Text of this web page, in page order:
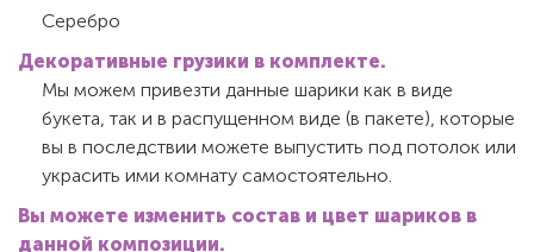
Серебро
Декоративные грузики в комплекте.
Мы можем привезти данные шарики как в виде
букета, так и в распущенном виде (в пакете), которые
вы в последствии можете выпустить под потолок или
украсить ими комнату самостоятельно.
Вы можете изменить состав и цвет шариков в
данной композиции.